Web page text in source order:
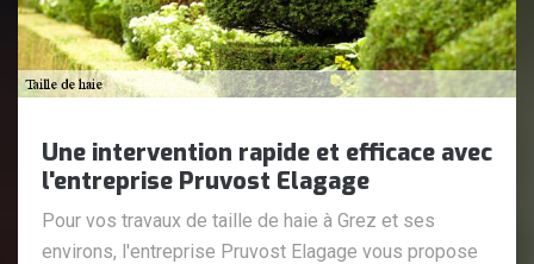
Une intervention rapide et efficace avec
l'entreprise Pruvost Elagage
Pour vos travaux de taille de haie à Grez et ses
environs, l'entreprise Pruvost Elagage vous propose